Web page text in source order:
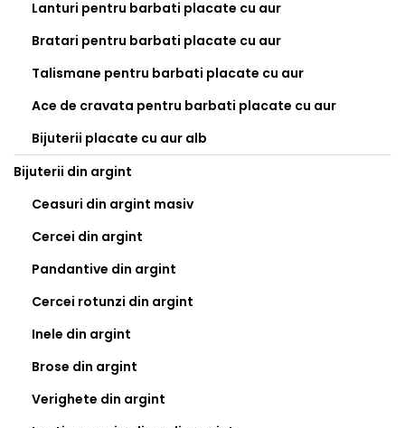
Lanturi pentru barbati placate cu aur
Bratari pentru barbati placate cu aur
Talismane pentru barbati placate cu aur
Ace de cravata pentru barbati placate cu aur
Bijuterii placate cu aur alb
Bijuterii din argint
Ceasuri din argint masiv
Cercei din argint
Pandantive din argint
Cercei rotunzi din argint
Inele din argint
Brose din argint
Verighete din argint